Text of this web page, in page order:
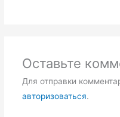
Оставьте
Для отправки
авторизоваться.